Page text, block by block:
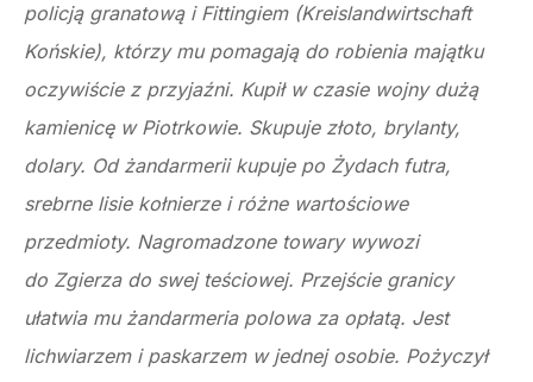
policją granatową i Fittingiem (Kreislandwirtschaft
Końskie), którzy mu pomagają do robienia majątku
oczywiście z przyjaźni. Kupił w czasie wojny dużą
kamienicę w Piotrkowie. Skupuje złoto, brylanty,
dolary. Od żandarmerii kupuje po Żydach futra,
srebrne lisie kołnierze i różne wartościowe
przedmioty. Nagromadzone towary wywozi
do Zgierza do swej teściowej. Przejście granicy
ułatwia mu żandarmeria polowa za opłatą. Jest
lichwiarzem i paskarzem w jednej osobie. Pożyczył